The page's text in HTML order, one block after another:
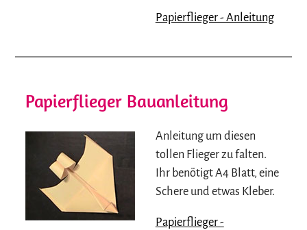
Papierflieger - Anleitung
Papierflieger Bauanleitung
Anleitung um diesen
tollen Flieger zu falten.
Ihr benötigt A4 Blatt, eine
Schere und etwas Kleber.
Papierflieger -